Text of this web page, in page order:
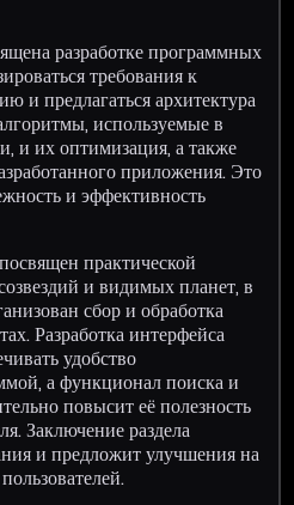
разработке программных
требования к
и предлагаться архитектура
используемые в
и их оптимизация, а также
приложения. Это
и эффективность
практической
и видимых планет, в
сбор и обработка
Разработка интерфейса
удобство
а функционал поиска и
повысит её полезность
Заключение раздела
и предложит улучшения на